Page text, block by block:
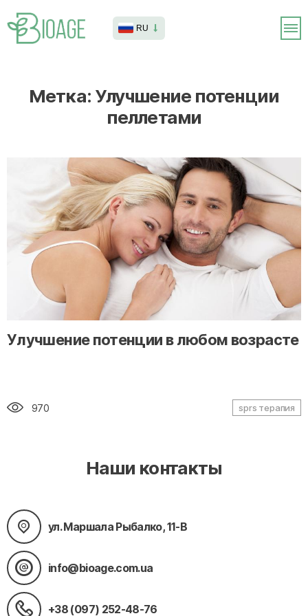
RU
Метка: Улучшение потенции
пеллетами
" alt="loading" class="img-responsive"/>
Улучшение потенции в любом возрасте
970 sprs терапия
Наши контакты
ул. Маршала Рыбалко, 11-В
info@bioage.com.ua
+38 (097) 252-48-76